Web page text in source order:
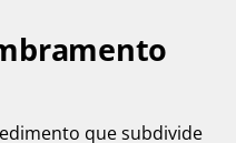
que subdivide